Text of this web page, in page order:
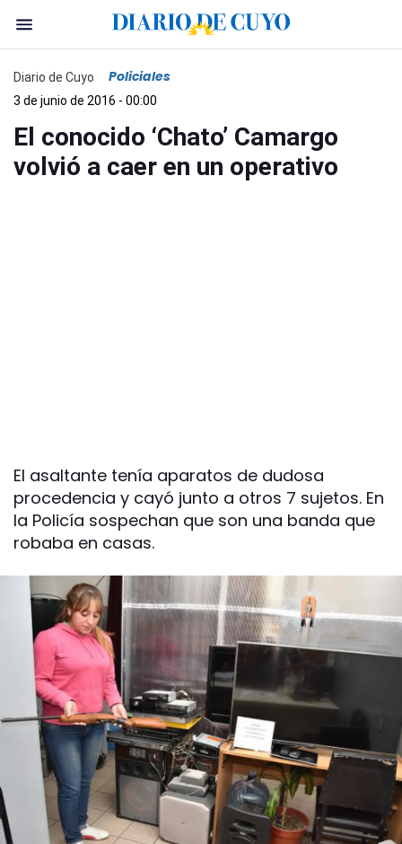
Diario de Cuyo Policiales
3 de junio de 2016 - 00:00
El conocido ‘Chato’ Camargo
volvió a caer en un operativo
El asaltante tenía aparatos de dudosa
procedencia y cayó junto a otros 7 sujetos. En
la Policía sospechan que son una banda que
robaba en casas.